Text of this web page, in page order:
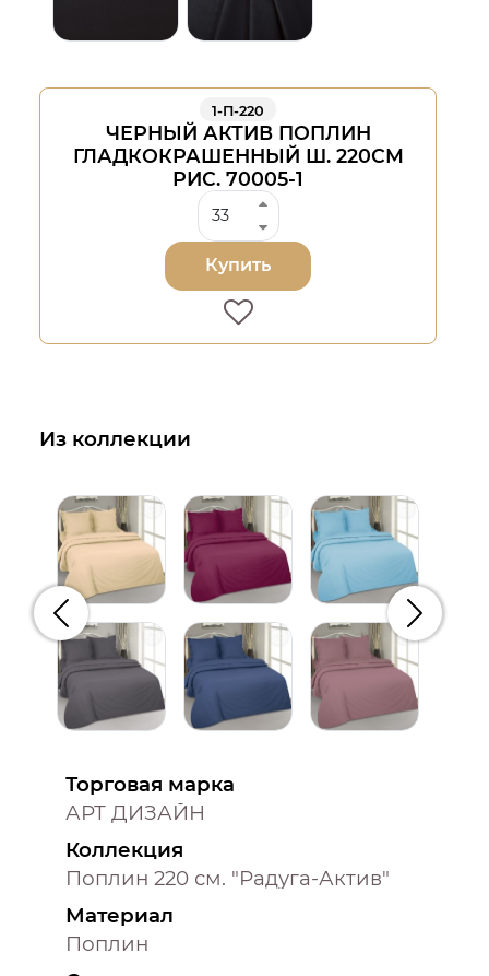
1-П-220
ЧЕРНЫЙ АКТИВ ПОПЛИН
ГЛАДКОКРАШЕННЫЙ Ш. 220СМ
РИС. 70005-1
Купить
Из коллекции
Предыдущий
Торговая марка
АРТ ДИЗАЙН
Коллекция
Поплин 220 см. "Радуга-Актив"
Материал
Поплин